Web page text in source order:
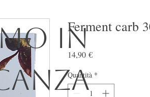
Ferment carb
14,90 €Prezzo
Quantità *
IN